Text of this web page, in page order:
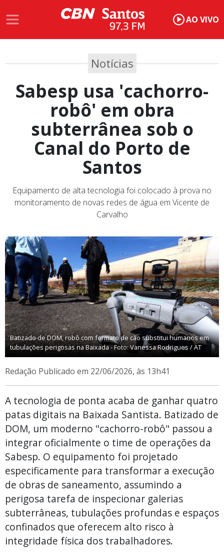
AO VIVO
Notícias
Sabesp usa 'cachorro-
robô' em obra
subterrânea sob o
Canal do Porto de
Santos
Equipamento de alta tecnologia foi colocado à prova no
monitoramento de novas redes de água em Vicente de
Carvalho
Batizado de DOM, robô com formato de cão substitui humanos em
tubulações perigosas na Baixada - Foto: Vanessa Rodrigues / AT
Redação Publicado em 22/06/2026, às 13h41
A tecnologia de ponta acaba de ganhar quatro
patas digitais na Baixada Santista. Batizado de
DOM, um moderno "cachorro-robô" passou a
integrar oficialmente o time de operações da
Sabesp. O equipamento foi projetado
especificamente para transformar a execução
de obras de saneamento, assumindo a
perigosa tarefa de inspecionar galerias
subterrâneas, tubulações profundas e espaços
confinados que oferecem alto risco à
integridade física dos trabalhadores.